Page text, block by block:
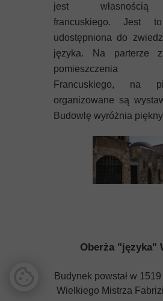
jest własnością
francuskiego. Jest
udostępniona do
języka. Na parterze
pomieszczenia
Francuskiego, na
organizowane są
Budowlę wyróżnia
Oberża "języka"
Budynek powstał w
Wielkiego Mistrza